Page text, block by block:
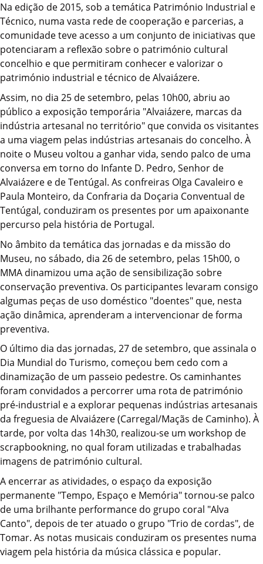
Na edição de 2015, sob a temática Património Industrial e
Técnico, numa vasta rede de cooperação e parcerias, a
comunidade teve acesso a um conjunto de iniciativas que
potenciaram a reflexão sobre o património cultural
concelhio e que permitiram conhecer e valorizar o
património industrial e técnico de Alvaiázere.
Assim, no dia 25 de setembro, pelas 10h00, abriu ao
público a exposição temporária "Alvaiázere, marcas da
indústria artesanal no território" que convida os visitantes
a uma viagem pelas indústrias artesanais do concelho. À
noite o Museu voltou a ganhar vida, sendo palco de uma
conversa em torno do Infante D. Pedro, Senhor de
Alvaiázere e de Tentúgal. As confreiras Olga Cavaleiro e
Paula Monteiro, da Confraria da Doçaria Conventual de
Tentúgal, conduziram os presentes por um apaixonante
percurso pela história de Portugal.
No âmbito da temática das jornadas e da missão do
Museu, no sábado, dia 26 de setembro, pelas 15h00, o
MMA dinamizou uma ação de sensibilização sobre
conservação preventiva. Os participantes levaram consigo
algumas peças de uso doméstico "doentes" que, nesta
ação dinâmica, aprenderam a intervencionar de forma
preventiva.
O último dia das jornadas, 27 de setembro, que assinala o
Dia Mundial do Turismo, começou bem cedo com a
dinamização de um passeio pedestre. Os caminhantes
foram convidados a percorrer uma rota de património
pré-industrial e a explorar pequenas indústrias artesanais
da freguesia de Alvaiázere (Carregal/Maçãs de Caminho). À
tarde, por volta das 14h30, realizou-se um workshop de
scrapbookning, no qual foram utilizadas e trabalhadas
imagens de património cultural.
A encerrar as atividades, o espaço da exposição
permanente "Tempo, Espaço e Memória" tornou-se palco
de uma brilhante performance do grupo coral "Alva
Canto", depois de ter atuado o grupo "Trio de cordas", de
Tomar. As notas musicais conduziram os presentes numa
viagem pela história da música clássica e popular.